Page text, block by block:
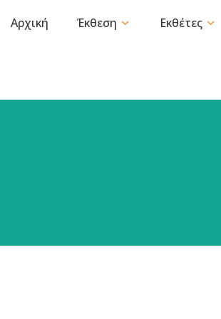
Αρχική Έκθεση Εκθέτες